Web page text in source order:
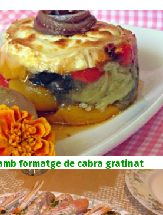
formatge de cabra gratinat